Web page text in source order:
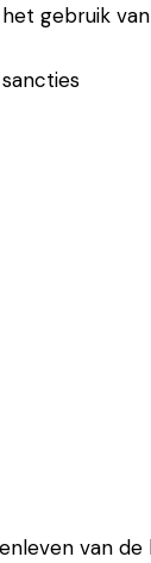
gebruik
van